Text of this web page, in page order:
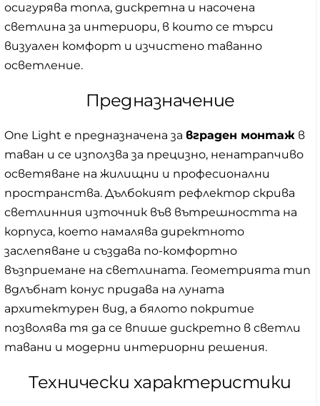
осигурява топла, дискретна и насочена
светлина за интериори, в които се търси
визуален комфорт и изчистено таванно
осветление.
Предназначение
One Light е предназначена за вграден монтаж в
таван и се използва за прецизно, ненатрапчиво
осветяване на жилищни и професионални
пространства. Дълбокият рефлектор скрива
светлинния източник във вътрешността на
корпуса, което намалява директното
заслепяване и създава по-комфортно
възприемане на светлината. Геометрията тип
вдлъбнат конус придава на луната
архитектурен вид, а бялото покритие
позволява тя да се впише дискретно в светли
тавани и модерни интериорни решения.
Технически характеристики